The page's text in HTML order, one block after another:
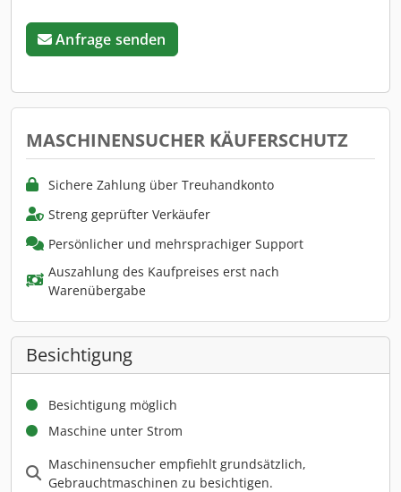
Anfrage senden
MASCHINENSUCHER KÄUFERSCHUTZ
Sichere Zahlung über Treuhandkonto
Streng geprüfter Verkäufer
Persönlicher und mehrsprachiger Support
Auszahlung des Kaufpreises erst nach
Warenübergabe
Besichtigung
Besichtigung möglich
Maschine unter Strom
Maschinensucher empfiehlt grundsätzlich,
Gebrauchtmaschinen zu besichtigen.